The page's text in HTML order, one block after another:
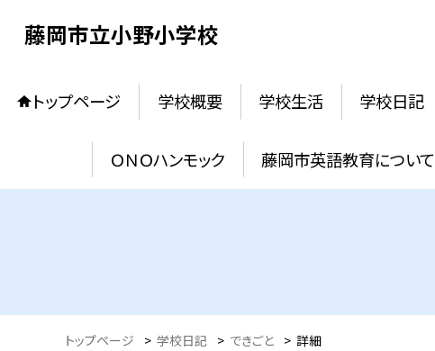
藤岡市立小野小学校
トップページ 学校概要 学校生活 学校日記
ＯＮＯハンモック 藤岡市英語教育について
トップページ > 学校日記 > できごと > 詳細